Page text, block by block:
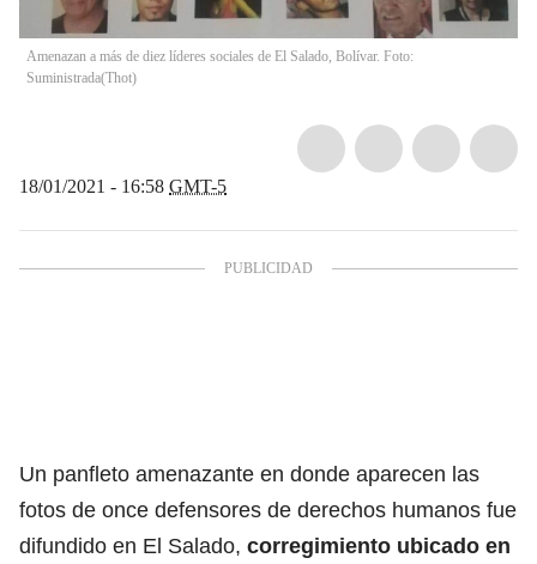
Amenazan a más de diez líderes sociales de El Salado, Bolívar. Foto:
Suministrada(Thot)
18/01/2021 - 16:58 GMT-5
Un panfleto amenazante en donde aparecen las
fotos de once defensores de derechos humanos fue
difundido en El Salado, corregimiento ubicado en